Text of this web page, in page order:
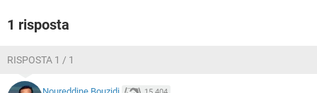
1 risposta
RISPOSTA 1 / 1